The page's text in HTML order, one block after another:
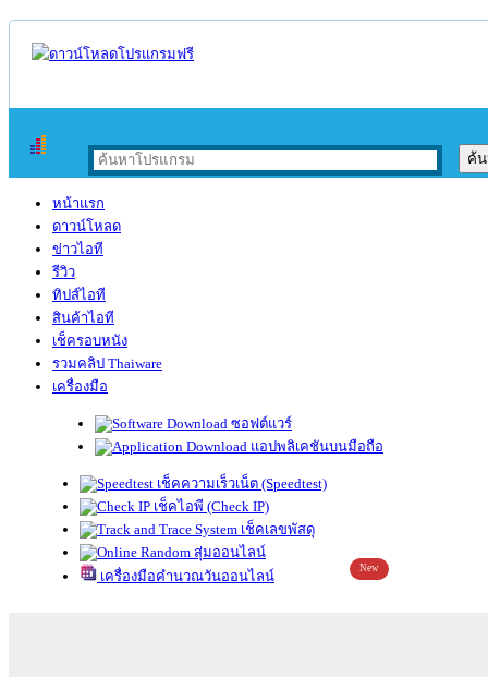
หน้าแรก
ดาวน์โหลด
ข่าวไอที
รีวิว
ทิปส์ไอที
สินค้าไอที
เช็ครอบหนัง
รวมคลิป Thaiware
เครื่องมือ
ซอฟต์แวร์
แอปพลิเคชันบนมือถือ
เช็คความเร็วเน็ต (Speedtest)
เช็คไอพี (Check IP)
เช็คเลขพัสดุ
สุ่มออนไลน์
เครื่องมือคำนวณวันออนไลน์
New